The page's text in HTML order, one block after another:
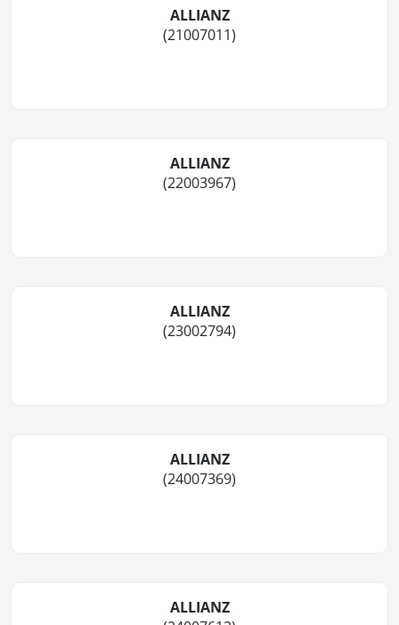
ALLIANZ
(21007011)
ALLIANZ
(22003967)
ALLIANZ
(23002794)
ALLIANZ
(24007369)
ALLIANZ